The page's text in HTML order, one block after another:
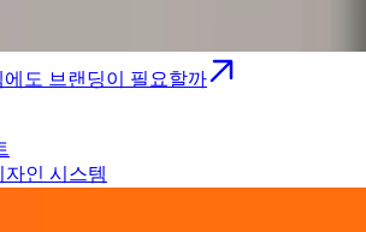
도 브랜딩이 필요할까
자인 시스템